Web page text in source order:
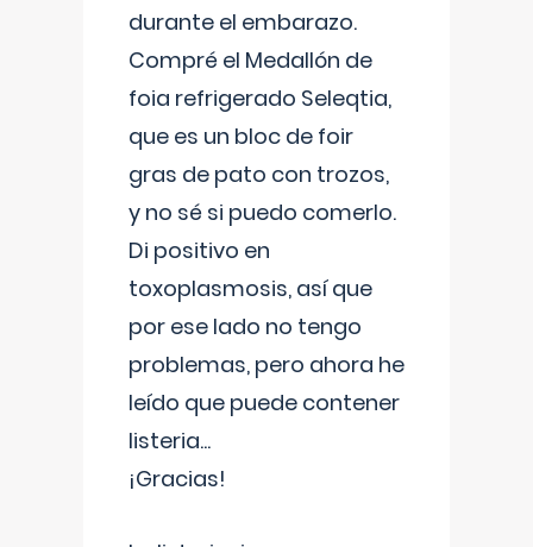
durante el embarazo.
Compré el Medallón de
foia refrigerado Seleqtia,
que es un bloc de foir
gras de pato con trozos,
y no sé si puedo comerlo.
Di positivo en
toxoplasmosis, así que
por ese lado no tengo
problemas, pero ahora he
leído que puede contener
listeria...
¡Gracias!